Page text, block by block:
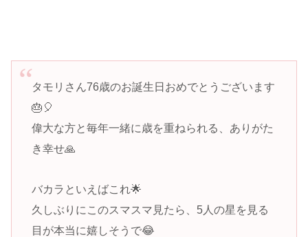
タモリさん76歳のお誕生日おめでとうございます
🎂🎈
偉大な方と毎年一緒に歳を重ねられる、ありがた
き幸せ🙏
バカラといえばこれ🌟
久しぶりにこのスマスマ見たら、5人の星を見る
目が本当に嬉しそうで😂